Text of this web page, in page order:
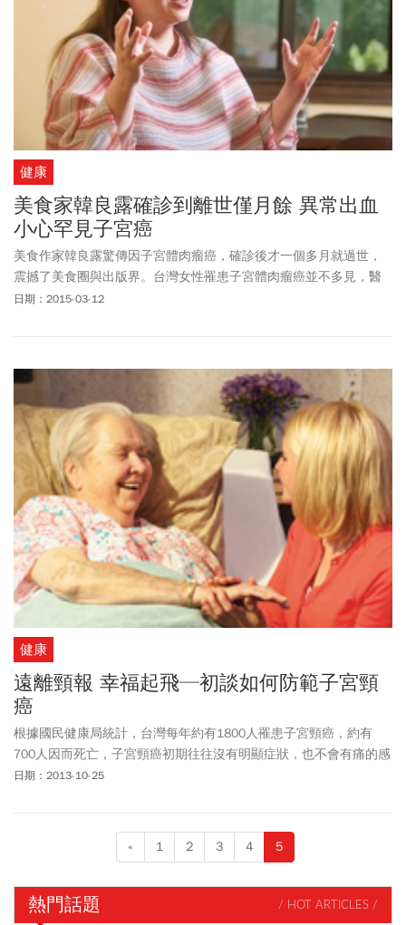
健康
美食家韓良露確診到離世僅月餘 異常出血
小心罕見子宮癌
美食作家韓良露驚傳因子宮體肉瘤癌，確診後才一個多月就過世，
震撼了美食圈與出版界。台灣女性罹患子宮體肉瘤癌並不多見，醫
師提醒，女性朋友應該定時檢查，才能避免子宮疾病發生。
日期：2015-03-12
健康
遠離頸報 幸福起飛─初談如何防範子宮頸
癌
根據國民健康局統計，台灣每年約有1800人罹患子宮頸癌，約有
700人因而死亡，子宮頸癌初期往往沒有明顯症狀，也不會有痛的感
覺，所以很容易被女性忽略。
日期：2013-10-25
« 1 2 3 4 5
熱門話題 / HOT ARTICLES /